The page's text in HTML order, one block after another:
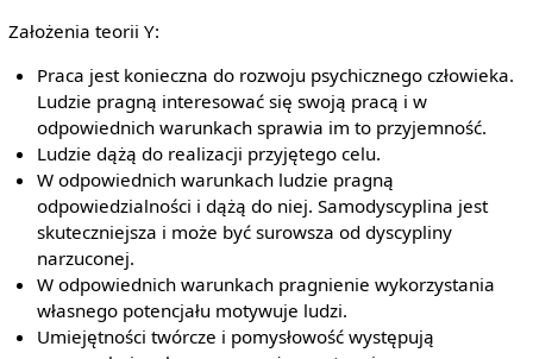
Założenia teorii Y:
Praca jest konieczna do rozwoju psychicznego człowieka.
Ludzie pragną interesować się swoją pracą i w
odpowiednich warunkach sprawia im to przyjemność.
Ludzie dążą do realizacji przyjętego celu.
W odpowiednich warunkach ludzie pragną
odpowiedzialności i dążą do niej. Samodyscyplina jest
skuteczniejsza i może być surowsza od dyscypliny
narzuconej.
W odpowiednich warunkach pragnienie wykorzystania
własnego potencjału motywuje ludzi.
Umiejętności twórcze i pomysłowość występują